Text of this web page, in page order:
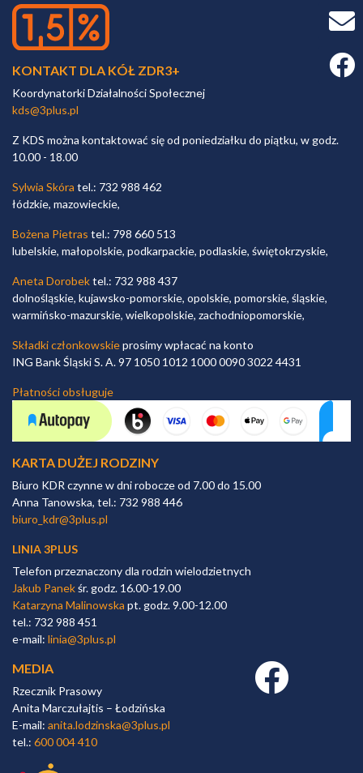
KONTAKT DLA KÓŁ ZDR3+
Koordynatorki Działalności Społecznej
kds@3plus.pl
Z KDS można kontaktować się od poniedziałku do piątku, w godz.
10.00 - 18.00
Sylwia Skóra tel.: 732 988 462
łódzkie, mazowieckie,
Bożena Pietras tel.: 798 660 513
lubelskie, małopolskie, podkarpackie, podlaskie, świętokrzyskie,
Aneta Dorobektel.: 732 988 437
dolnośląskie, kujawsko-pomorskie, opolskie, pomorskie, śląskie,
warmińsko-mazurskie, wielkopolskie, zachodniopomorskie,
Składki członkowskieprosimy wpłacać na konto
ING Bank Śląski S. A. 97 1050 1012 1000 0090 3022 4431
Płatności obsługuje
KARTA DUŻEJ RODZINY
Biuro KDR czynne w dni robocze od 7.00 do 15.00
Anna Tanowska, tel.: 732 988 446
biuro_kdr@3plus.pl
LINIA 3PLUS
Telefon przeznaczony dla rodzin wielodzietnych
Jakub Panekśr. godz. 16.00-19.00
Katarzyna Malinowska pt. godz. 9.00-12.00
tel.: 732 988 451
e-mail: linia@3plus.pl
MEDIA
Rzecznik Prasowy
Anita Marczułajtis – Łodzińska
E-mail: anita.lodzinska@3plus.pl
tel.: 600 004 410
Facebook link